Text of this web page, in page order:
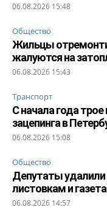
06.08.2026 15:48
Общество
Жильцы
жалуются на
06.08.2026 15:43
Транспорт
С начала года
зацепинга в
06.08.2026 15:08
Общество
Депутаты удалили
листовкам и
06.08.2026 14:57